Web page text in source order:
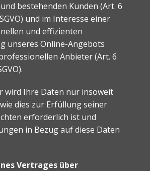
bestehenden Kunden (Art. 6
und im Interesse einer
und effizienten
unseres Online-Angebots
Anbieter (Art. 6
wird Ihre Daten nur insoweit
dies zur Erfüllung seiner
erforderlich ist und
in Bezug auf diese Daten
Vertrages über